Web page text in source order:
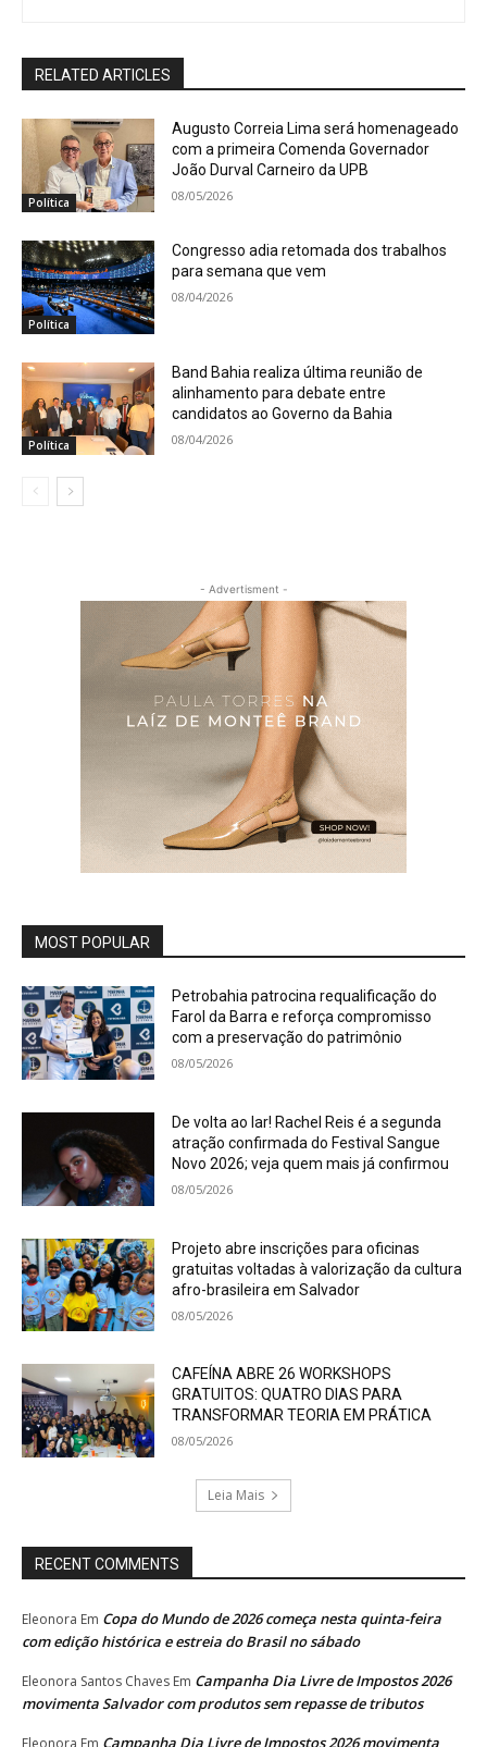
RELATED ARTICLES
Política
Augusto Correia Lima será homenageado
com a primeira Comenda Governador
João Durval Carneiro da UPB
08/05/2026
Política
Congresso adia retomada dos trabalhos
para semana que vem
08/04/2026
Política
Band Bahia realiza última reunião de
alinhamento para debate entre
candidatos ao Governo da Bahia
08/04/2026
- Advertisment -
MOST POPULAR
Petrobahia patrocina requalificação do
Farol da Barra e reforça compromisso
com a preservação do patrimônio
08/05/2026
De volta ao lar! Rachel Reis é a segunda
atração confirmada do Festival Sangue
Novo 2026; veja quem mais já confirmou
08/05/2026
Projeto abre inscrições para oficinas
gratuitas voltadas à valorização da cultura
afro-brasileira em Salvador
08/05/2026
CAFEÍNA ABRE 26 WORKSHOPS
GRATUITOS: QUATRO DIAS PARA
TRANSFORMAR TEORIA EM PRÁTICA
08/05/2026
Leia Mais
RECENT COMMENTS
Eleonora Em Copa do Mundo de 2026 começa nesta quinta-feira
com edição histórica e estreia do Brasil no sábado
Eleonora Santos Chaves Em Campanha Dia Livre de Impostos 2026
movimenta Salvador com produtos sem repasse de tributos
Eleonora Em Campanha Dia Livre de Impostos 2026 movimenta